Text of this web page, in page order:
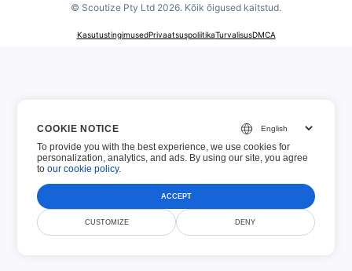
Failide säilitamise poliitika
GDPR teatis
Täidetavad PDF-id
Taotlusvormid
Finantsvormid
© Scoutize Pty Ltd 2026. Kõik õigused kaitstud.
KasutustingimusedPrivaatsuspoliitikaTurvalisusDMCA
COOKIE NOTICE
To provide you with the best experience, we use cookies for
personalization, analytics, and ads. By using our site, you agree
toour cookie policy.
ACCEPT
CUSTOMIZE DENY